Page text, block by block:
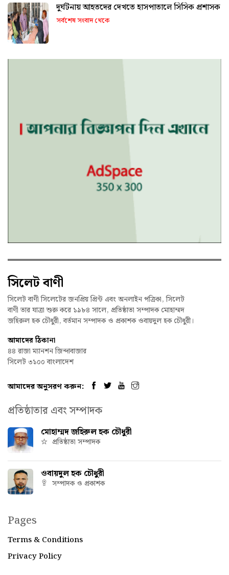
দুর্ঘটনায় আহতদের দেখতে হাসপাতালে সিসিক প্রশাসক
সর্বশেষ সংবাদ থেকে
সিলেট বাণী
সিলেট বাণী সিলেটের জনপ্রিয় প্রিন্ট এবং অনলাইন পত্রিকা, সিলেট
বাণী তার যাত্রা শুরু করে ১৯৮৪ সালে, প্রতিষ্ঠাতা সম্পাদক মোহাম্মদ
জহিরুল হক চৌধুরী, বর্তমান সম্পাদক ও প্রকাশক ওবায়দুল হক চৌধুরী।
আমাদের ঠিকানা
৪৪ রাজা ম্যানশন জিন্দাবাজার
সিলেট ৩১০০ বাংলাদেশ
আমাদের অনুসরণ করুন:
প্রতিষ্ঠাতার এবং সম্পাদক
মোহাম্মদ জহিরুল হক চৌধুরী
প্রতিষ্ঠাতা সম্পাদক
ওবায়দুল হক চৌধুরী
সম্পাদক ও প্রকাশক
Pages
Terms & Conditions
Privacy Policy